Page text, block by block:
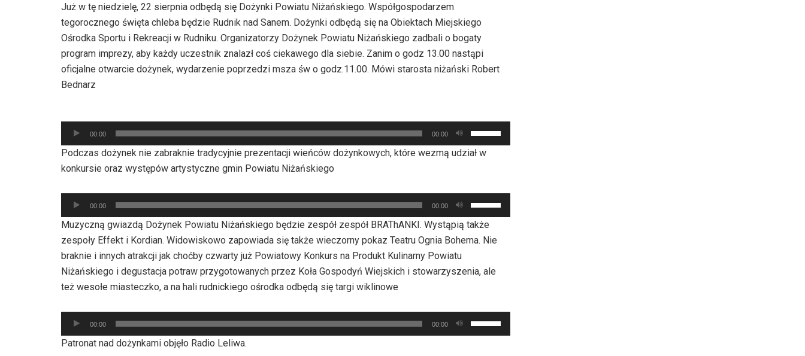
Już w tę niedzielę, 22 sierpnia odbędą się Dożynki Powiatu Niżańskiego. Współgospodarzem
tegorocznego święta chleba będzie Rudnik nad Sanem. Dożynki odbędą się na Obiektach Miejskiego
Ośrodka Sportu i Rekreacji w Rudniku. Organizatorzy Dożynek Powiatu Niżańskiego zadbali o bogaty
program imprezy, aby każdy uczestnik znalazł coś ciekawego dla siebie. Zanim o godz 13.00 nastąpi
oficjalne otwarcie dożynek, wydarzenie poprzedzi msza św o godz.11.00. Mówi starosta niżański Robert
Bednarz
Odtwarzacz
plików
dźwiękowych
00:00 00:00
strzałek
do
do
dołu
aby
lub
Podczas dożynek nie zabraknie tradycyjnie prezentacji wieńców dożynkowych, które wezmą udział w
konkursie oraz występów artystyczne gmin Powiatu Niżańskiego
Odtwarzacz
plików
dźwiękowych
00:00 00:00
strzałek
do
góry
do
zwiększyć
Muzyczną gwiazdą Dożynek Powiatu Niżańskiego będzie zespół zespół BRAThANKI. Wystąpią także
zespoły Effekt i Kordian. Widowiskowo zapowiada się także wieczorny pokaz Teatru Ognia Bohema. Nie
braknie i innych atrakcji jak choćby czwarty już Powiatowy Konkurs na Produkt Kulinarny Powiatu
Niżańskiego i degustacja potraw przygotowanych przez Koła Gospodyń Wiejskich i stowarzyszenia, ale
też wesołe miasteczko, a na hali rudnickiego ośrodka odbędą się targi wiklinowe
Odtwarzacz
plików
dźwiękowych
00:00 00:00
strzałek
Patronat nad dożynkami objęło Radio Leliwa.